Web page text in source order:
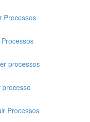
Processos
processos
processo
Processos